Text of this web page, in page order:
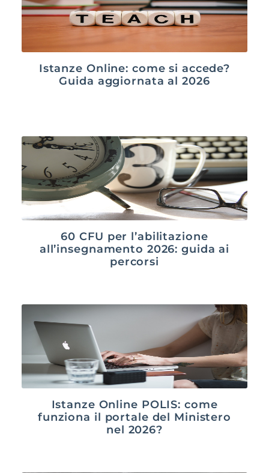
Istanze Online: come si accede?
Guida aggiornata al 2026
60 CFU per l’abilitazione
all’insegnamento 2026: guida ai
percorsi
Istanze Online POLIS: come
funziona il portale del Ministero
nel 2026?